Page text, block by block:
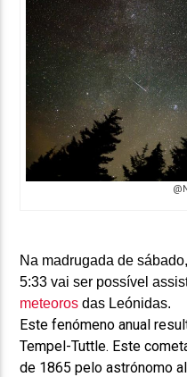
Na madrugada de
5:33 vai ser possível
meteoros das Leónidas.
Este fenómeno anual
Tempel-Tuttle. Este
de 1865 pelo astrónomo